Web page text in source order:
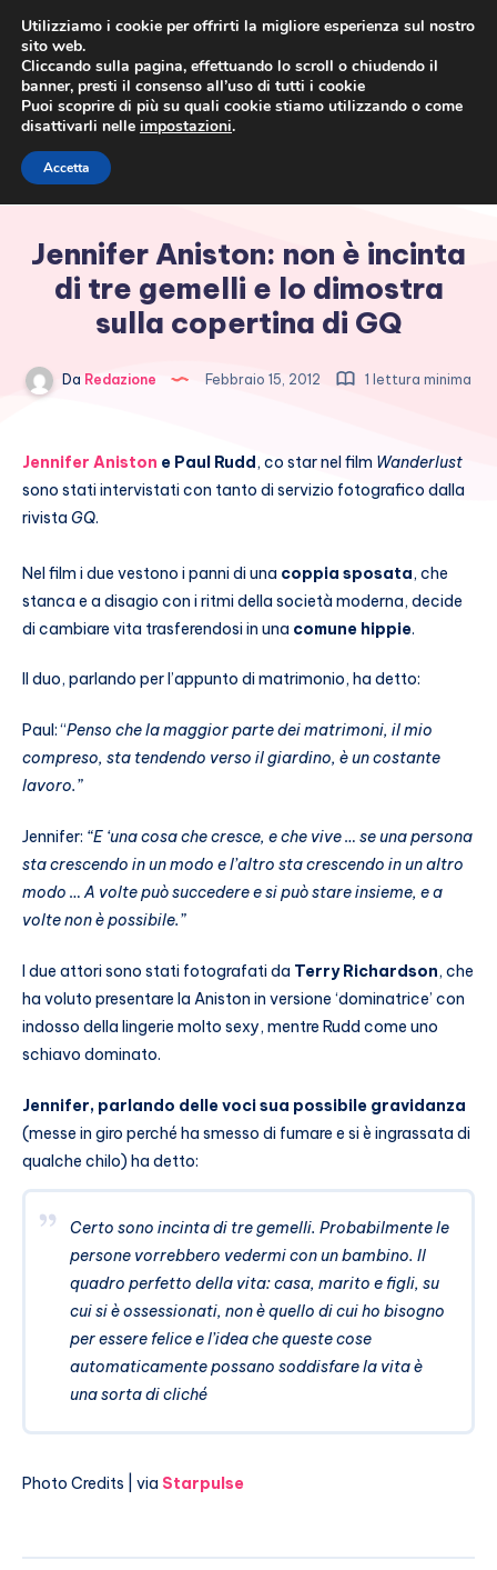
Jennifer Aniston: non è incinta
di tre gemelli e lo dimostra
sulla copertina di GQ
Da Redazione Febbraio 15, 2012 1 lettura minima
Jennifer Aniston e Paul Rudd, co star nel film Wanderlust
sono stati intervistati con tanto di servizio fotografico dalla
rivista GQ.
Nel film i due vestono i panni di una coppia sposata, che
stanca e a disagio con i ritmi della società moderna, decide
di cambiare vita trasferendosi in una comune hippie.
Il duo, parlando per l’appunto di matrimonio, ha detto:
Paul: “Penso che la maggior parte dei matrimoni, il mio
compreso, sta tendendo verso il giardino, è un costante
lavoro.”
Jennifer: “E ‘una cosa che cresce, e che vive … se una persona
sta crescendo in un modo e l’altro sta crescendo in un altro
modo … A volte può succedere e si può stare insieme, e a
volte non è possibile.”
I due attori sono stati fotografati da Terry Richardson, che
ha voluto presentare la Aniston in versione ‘dominatrice’ con
indosso della lingerie molto sexy, mentre Rudd come uno
schiavo dominato.
Jennifer, parlando delle voci sua possibile gravidanza
(messe in giro perché ha smesso di fumare e si è ingrassata di
qualche chilo) ha detto:
Certo sono incinta di tre gemelli. Probabilmente le
persone vorrebbero vedermi con un bambino. Il
quadro perfetto della vita: casa, marito e figli, su
cui si è ossessionati, non è quello di cui ho bisogno
per essere felice e l’idea che queste cose
automaticamente possano soddisfare la vita è
una sorta di cliché
Photo Credits | via Starpulse
Utilizziamo i cookie per offrirti la migliore esperienza sul nostro
sito web.
Cliccando sulla pagina, effettuando lo scroll o chiudendo il
banner, presti il consenso all’uso di tutti i cookie
Puoi scoprire di più su quali cookie stiamo utilizzando o come
disattivarli nelle impostazioni.
Accetta